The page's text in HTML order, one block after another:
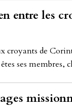
entre les
de
ses memb­res,